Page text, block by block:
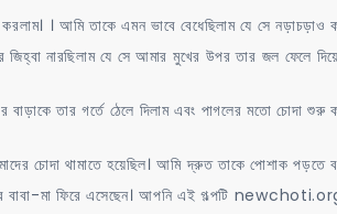
। আমি তাকে এমন ভাবে বেধেছিলাম যে সে নড়াচড়াও
নারছিলাম যে সে আমার মুখের উপর তার জল ফেলে
তার গর্তে ঠেলে দিলাম এবং পাগলের মতো চোদা শুরু
চোদা থামাতে হয়েছিল। আমি দ্রুত তাকে পোশাক
বাবা-মা ফিরে এসেছেন। আপনি এই গল্পটি